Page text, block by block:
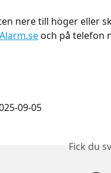
nere till höger eller
och på telefon
09-05
Fick du